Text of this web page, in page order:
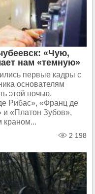
«Чую,
нам «темную»
первые кадры с
основателям
этой ночью.
Рибас», «Франц де
и «Платон Зубов»,
краном...
2 198